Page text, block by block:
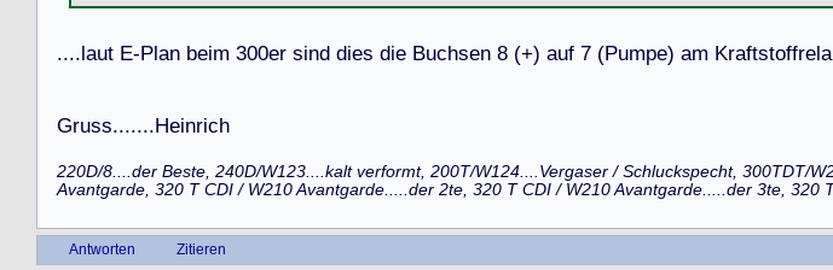
....laut E-Plan beim 300er sind dies die Buchsen 8 (+) auf 7 (Pumpe) am Kraftstoffrela
Gruss.......Heinrich
220D/8....der Beste, 240D/W123....kalt verformt, 200T/W124....Vergaser / Schluckspecht, 300TDT/
Avantgarde, 320 T CDI / W210 Avantgarde.....der 2te, 320 T CDI / W210 Avantgarde.....der 3te,
Antworten Zitieren